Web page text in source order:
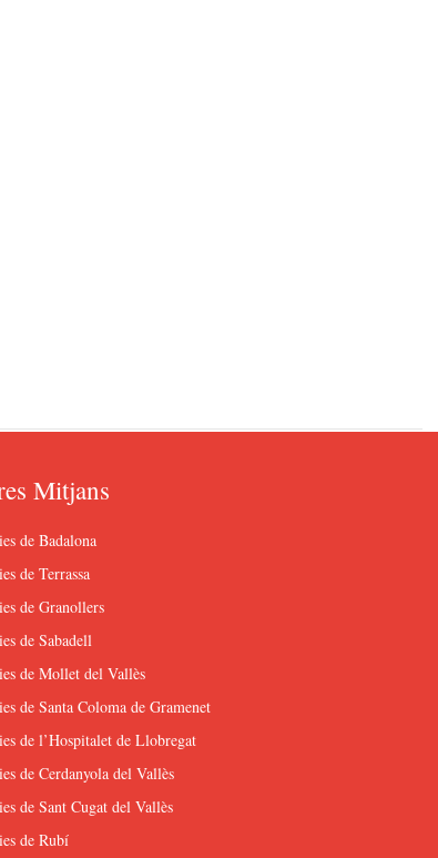
Mitjans
de Badalona
de Terrassa
de Granollers
de Sabadell
de Mollet del Vallès
de Santa Coloma de Gramenet
de l’Hospitalet de Llobregat
de Cerdanyola del Vallès
de Sant Cugat del Vallès
de Rubí